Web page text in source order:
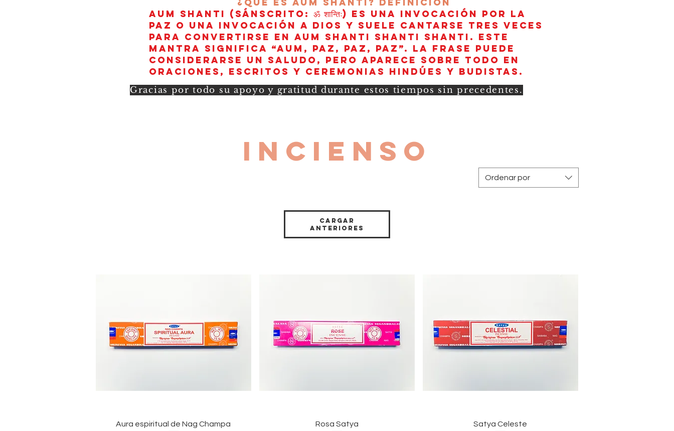
¿Qué es AUM Shanti? Definición
AUM Shanti (sánscrito: ॐ शान्तिः) es una invocación por la
paz o una invocación a Dios y suele cantarse tres veces
para convertirse en aum shanti shanti shanti. Este
mantra significa “AUM, paz, paz, paz”. La frase puede
considerarse un saludo, pero aparece sobre todo en
oraciones, escritos y ceremonias hindúes y budistas.
Gracias por todo su apoyo y gratitud durante estos tiempos sin precedentes.
INCIENSO
Ordenar por
Cargar
anteriores
Vista rápida
Aura espiritual de Nag Champa Vista rápida
Rosa Satya Vista rápida
Satya Celeste